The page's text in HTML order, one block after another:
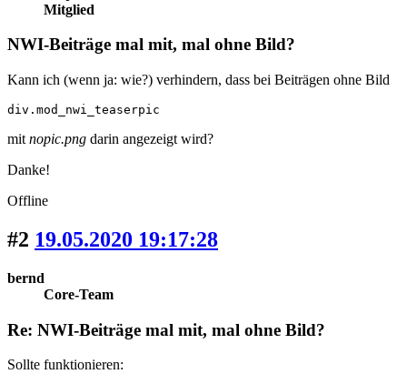
Mitglied
NWI-Beiträge mal mit, mal ohne Bild?
Kann ich (wenn ja: wie?) verhindern, dass bei Beiträgen ohne Bild
div.mod_nwi_teaserpic
mit nopic.png darin angezeigt wird?
Danke!
Offline
#2 19.05.2020 19:17:28
bernd
Core-Team
Re: NWI-Beiträge mal mit, mal ohne Bild?
Sollte funktionieren: